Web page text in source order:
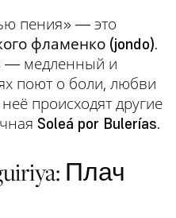
пения» — это
фламенко (jondo).
— медленный и
поют о боли, любви
происходят другие
Soleá por Bulerías.
Плач